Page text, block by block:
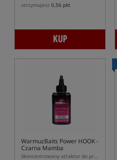
otrzymujesz 0,56 pkt
KUP
WarmuzBaits Power HOOK -
Czarna Mamba
Skoncentrowany atraktor do przynęt o zapachu Czarna Mamba